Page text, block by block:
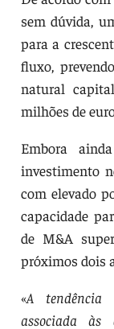
sem dúvida,
para a
fluxo,
natural
milhões de
Embora
investimento
com elevado
capacidade
de M&A
próximos dois
«A tendência
associada às